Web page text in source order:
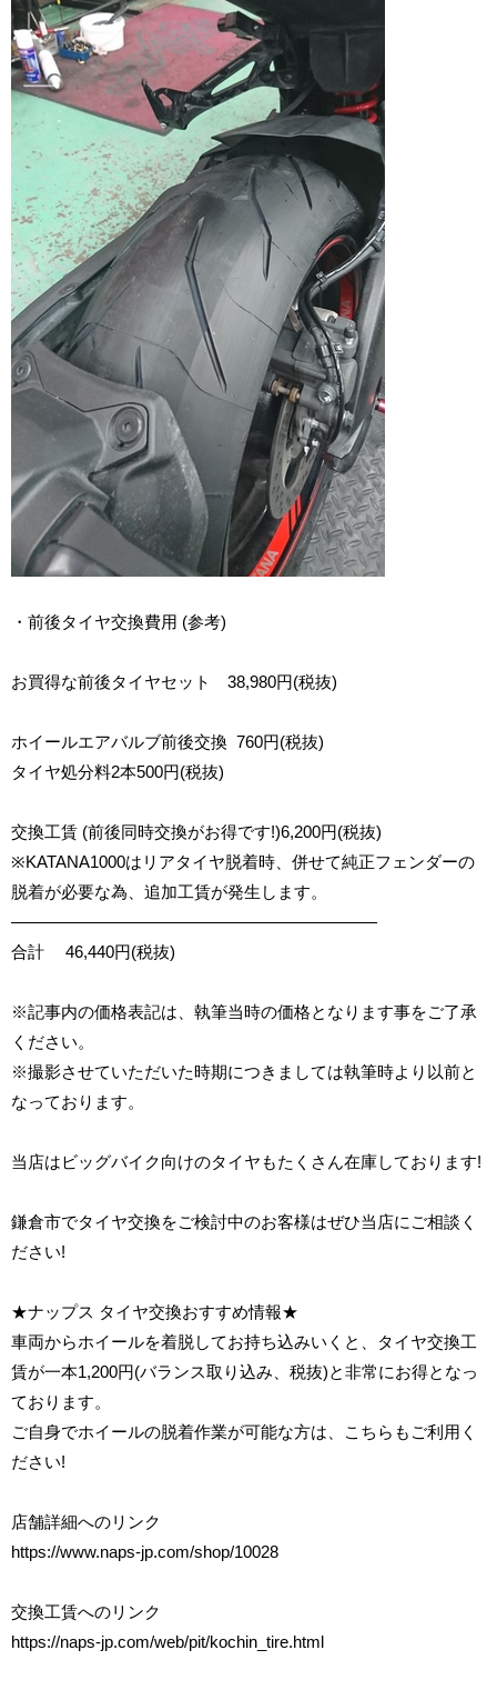
・前後タイヤ交換費用 (参考)
お買得な前後タイヤセット 38,980円(税抜)
ホイールエアバルブ前後交換 760円(税抜)
タイヤ処分料2本500円(税抜)
交換工賃 (前後同時交換がお得です!)6,200円(税抜)
※KATANA1000はリアタイヤ脱着時、併せて純正フェンダーの
脱着が必要な為、追加工賃が発生します。
――――――――――――――――――――――
合計 46,440円(税抜)
※記事内の価格表記は、執筆当時の価格となります事をご了承
ください。
※撮影させていただいた時期につきましては執筆時より以前と
なっております。
当店はビッグバイク向けのタイヤもたくさん在庫しております!
鎌倉市でタイヤ交換をご検討中のお客様はぜひ当店にご相談く
ださい!
★ナップス タイヤ交換おすすめ情報★
車両からホイールを着脱してお持ち込みいくと、タイヤ交換工
賃が一本1,200円(バランス取り込み、税抜)と非常にお得となっ
ております。
ご自身でホイールの脱着作業が可能な方は、こちらもご利用く
ださい!
店舗詳細へのリンク
https://www.naps-jp.com/shop/10028
交換工賃へのリンク
https://naps-jp.com/web/pit/kochin_tire.html